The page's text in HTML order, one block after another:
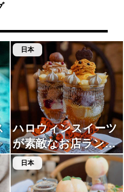
もされてます
物にも自分へ
日本
ハロウィンスイーツ
が素敵なお店ランキ
ング
日本